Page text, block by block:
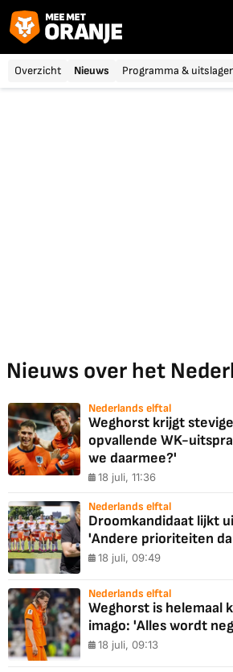
Overzicht Nieuws Programma &
Nieuws over het
Nederlands elftal
Weghorst krijgt
opvallende WK-
we daarmee?'
18 juli, 11:36
Nederlands elftal
Droomkandidaat lijkt
'Andere prioriteiten
18 juli, 09:49
Nederlands elftal
Weghorst is helemaal
imago: 'Alles wordt
18 juli, 09:13